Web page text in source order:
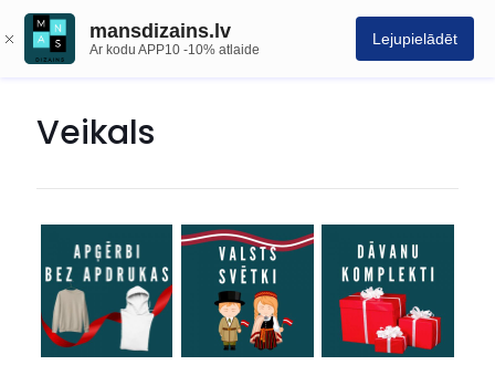
mansdizains.lv
Ar kodu APP10 -10% atlaide
Lejupielādēt
Veikals